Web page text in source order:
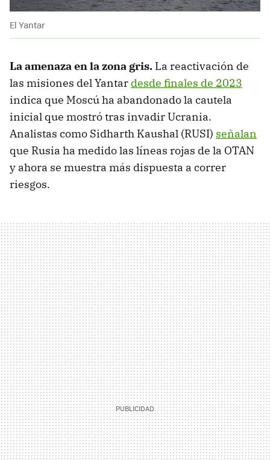
El Yantar
La amenaza en la zona gris. La reactivación de
las misiones del Yantar desde finales de 2023
indica que Moscú ha abandonado la cautela
inicial que mostró tras invadir Ucrania.
Analistas como Sidharth Kaushal (RUSI) señalan
que Rusia ha medido las líneas rojas de la OTAN
y ahora se muestra más dispuesta a correr
riesgos.